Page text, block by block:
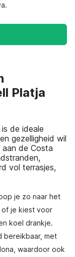
Platja
is de ideale
gezelligheid wil
de Costa
vol terrasjes,
je zo naar het
of je kiest voor
koel drankje.
bereikbaar, met
waardoor ook